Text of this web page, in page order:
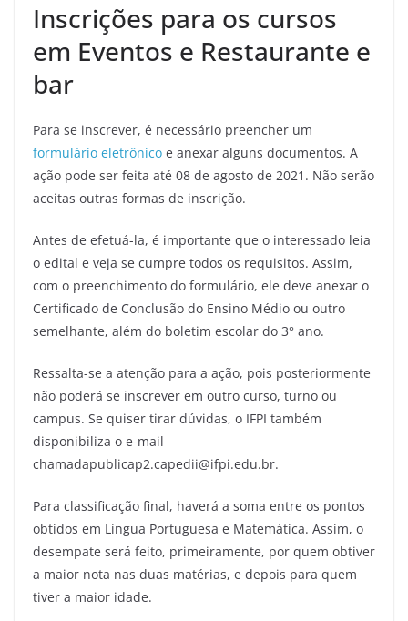
Inscrições para os cursos
em Eventos e Restaurante e
bar
Para se inscrever, é necessário preencher um
formulário eletrônico e anexar alguns documentos. A
ação pode ser feita até 08 de agosto de 2021. Não serão
aceitas outras formas de inscrição.
Antes de efetuá-la, é importante que o interessado leia
o edital e veja se cumpre todos os requisitos. Assim,
com o preenchimento do formulário, ele deve anexar o
Certificado de Conclusão do Ensino Médio ou outro
semelhante, além do boletim escolar do 3° ano.
Ressalta-se a atenção para a ação, pois posteriormente
não poderá se inscrever em outro curso, turno ou
campus. Se quiser tirar dúvidas, o IFPI também
disponibiliza o e-mail
chamadapublicap2.capedii@ifpi.edu.br.
Para classificação final, haverá a soma entre os pontos
obtidos em Língua Portuguesa e Matemática. Assim, o
desempate será feito, primeiramente, por quem obtiver
a maior nota nas duas matérias, e depois para quem
tiver a maior idade.